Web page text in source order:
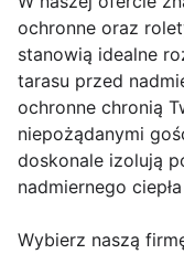
ochronne oraz
stanowią idealne
tarasu przed
ochronne chronią
niepożądanymi
doskonale izolują
nadmiernego
Wybierz naszą